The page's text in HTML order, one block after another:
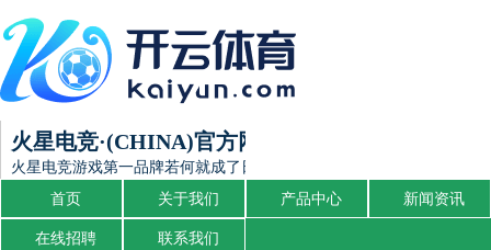
火星电竞·(CHINA)官方网站
火星电竞游戏第一品牌若何就成了日本东谈主的心头刺？两千年没东
首页
关于我们 产品中心 新闻资讯
在线招聘 联系我们